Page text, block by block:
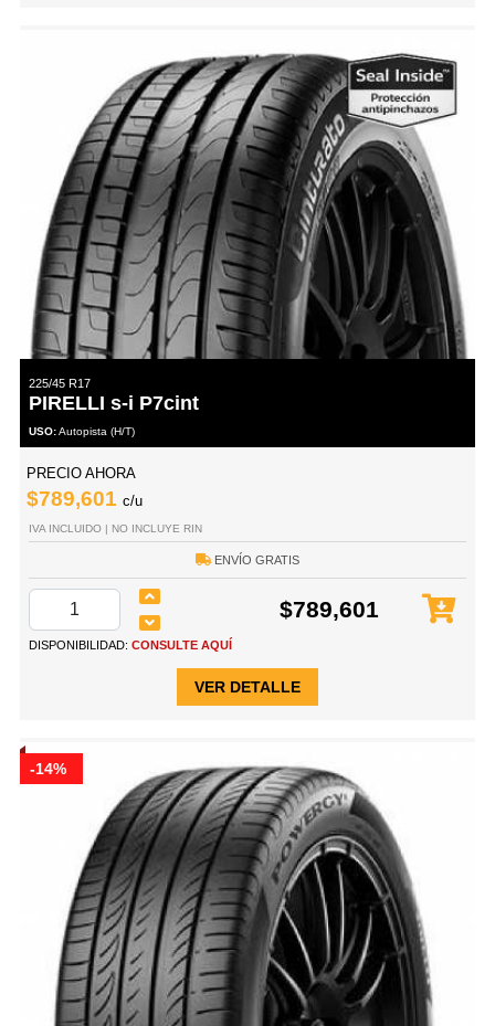
225/45 R17
PIRELLI s-i P7cint
USO:Autopista (H/T)
PRECIO AHORA
$789,601 c/u
IVA INCLUIDO | NO INCLUYE RIN
ENVÍO GRATIS
$789,601
DISPONIBILIDAD: CONSULTE AQUÍ
VER DETALLE
-14%